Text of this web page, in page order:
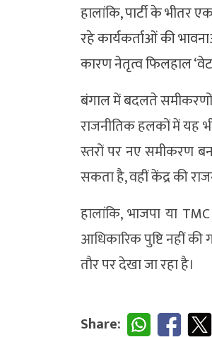
हालांकि, पार्टी के भीतर
रहे कार्यकर्ताओं की
कारण नेतृत्व फिलहाल
बंगाल में बदलते
राजनीतिक हलकों में यह
स्तरों पर नए समीकरण
सकता है, वहीं केंद्र की
हालांकि, भाजपा या
आधिकारिक पुष्टि नहीं
तौर पर देखा जा रहा है।
Share: